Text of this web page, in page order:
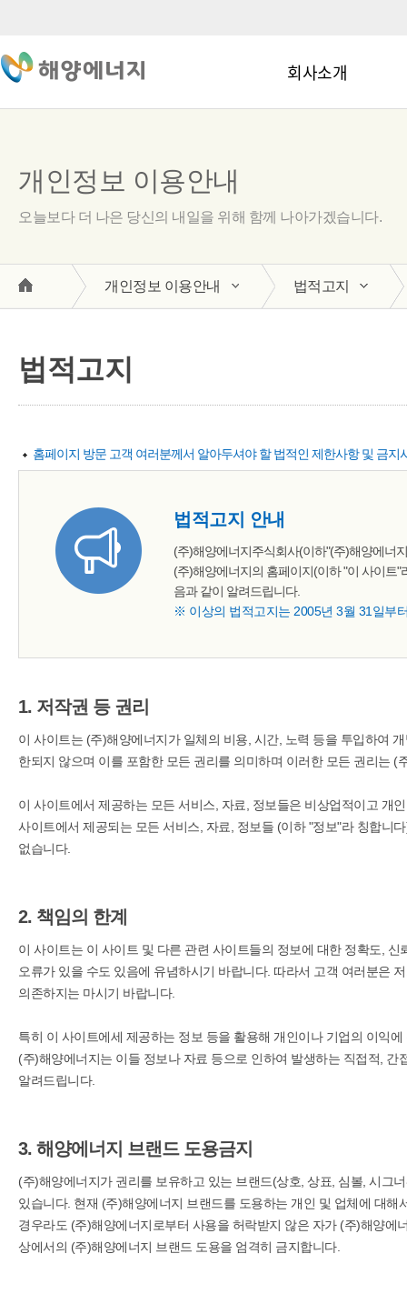
회사소개
개인정보 이용안내
오늘보다 더 나은 당신의 내일을 위해 함께 나아가겠습니다.
개인정보 이용안내 법적고지
법적고지
홈페이지 방문 고객 여러분께서 알아두셔야 할 법적인 제한사항 및 금지
법적고지 안내
(주)해양에너지주식회사(이하"(주)해양에너
(주)해양에너지의 홈페이지(이하 "이 사이트
음과 같이 알려드립니다.
※ 이상의 법적고지는 2005년 3월 31일부
1. 저작권 등 권리
이 사이트는 (주)해양에너지가 일체의 비용, 시간, 노력 등을 투입하여
한되지 않으며 이를 포함한 모든 권리를 의미하며 이러한 모든 권리는 (
이 사이트에서 제공하는 모든 서비스, 자료, 정보들은 비상업적이고 개
사이트에서 제공되는 모든 서비스, 자료, 정보들 (이하 "정보"라 칭합니
없습니다.
2. 책임의 한계
이 사이트는 이 사이트 및 다른 관련 사이트들의 정보에 대한 정확도,
오류가 있을 수도 있음에 유념하시기 바랍니다. 따라서 고객 여러분은
의존하지는 마시기 바랍니다.
특히 이 사이트에세 제공하는 정보 등을 활용해 개인이나 기업의 이익
(주)해양에너지는 이들 정보나 자료 등으로 인하여 발생하는 직접적,
알려드립니다.
3. 해양에너지 브랜드 도용금지
(주)해양에너지가 권리를 보유하고 있는 브랜드(상호, 상표, 심볼, 시그
있습니다. 현재 (주)해양에너지 브랜드를 도용하는 개인 및 업체에 대
경우라도 (주)해양에너지로부터 사용을 허락받지 않은 자가 (주)해양
상에서의 (주)해양에너지 브랜드 도용을 엄격히 금지합니다.